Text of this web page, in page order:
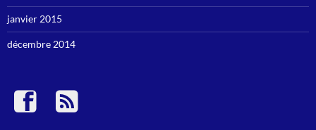
janvier 2015
décembre 2014